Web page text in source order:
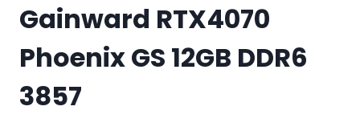
Gainward RTX4070
Phoenix GS 12GB DDR6
3857